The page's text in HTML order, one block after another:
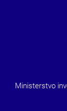
Ministerstvo